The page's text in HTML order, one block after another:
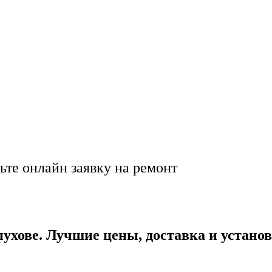
онлайн заявку на ремонт
Лучшие цены, доставка и